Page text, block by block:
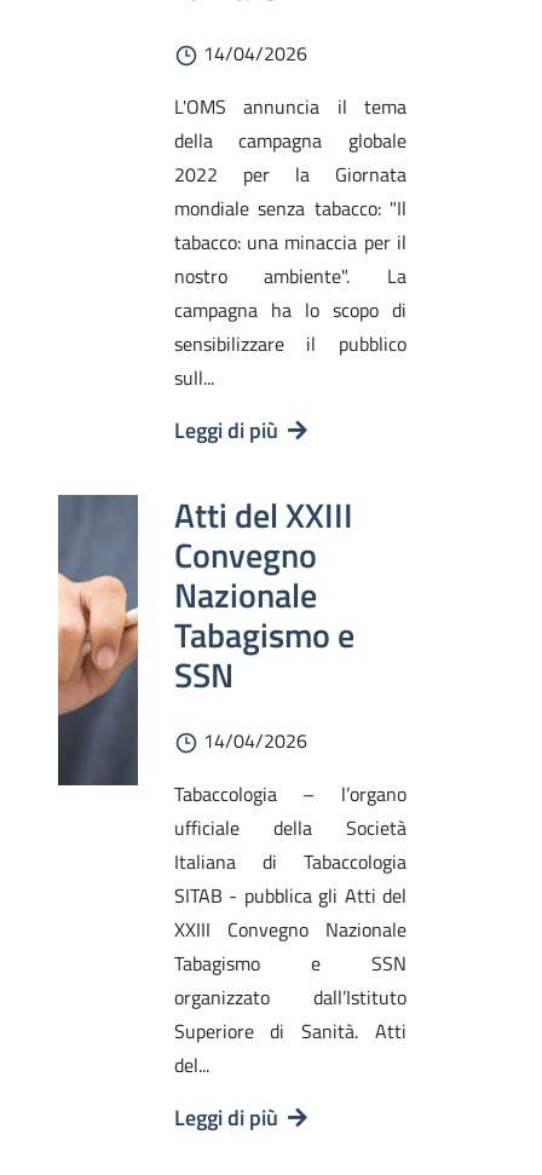
14/04/2026
L'OMS annuncia il tema
della campagna globale
2022 per la Giornata
mondiale senza tabacco: "Il
tabacco: una minaccia per il
nostro ambiente". La
campagna ha lo scopo di
sensibilizzare il pubblico
sull...
Leggi di più
Atti del XXIII
Convegno
Nazionale
Tabagismo e
SSN
14/04/2026
Tabaccologia – l’organo
ufficiale della Società
Italiana di Tabaccologia
SITAB - pubblica gli Atti del
XXIII Convegno Nazionale
Tabagismo e SSN
organizzato dall’Istituto
Superiore di Sanità. Atti
del...
Leggi di più